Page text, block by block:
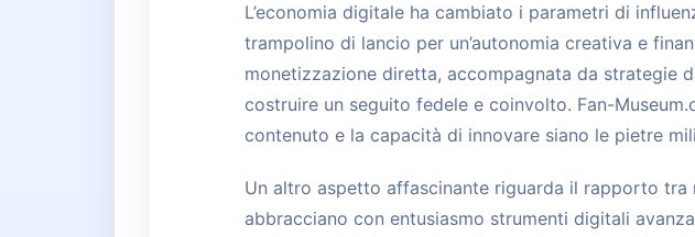
L’economia digitale ha cambiato i parametri di
trampolino di lancio per un’autonomia creativa e
monetizzazione diretta, accompagnata da strategie
costruire un seguito fedele e coinvolto. Fan-
contenuto e la capacità di innovare siano le pietre
Un altro aspetto affascinante riguarda il rapporto tra
abbracciano con entusiasmo strumenti digitali